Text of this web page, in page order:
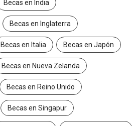
Becas en India
Becas en Inglaterra
Becas en Italia Becas en Japón
Becas en Nueva Zelanda
Becas en Reino Unido
Becas en Singapur